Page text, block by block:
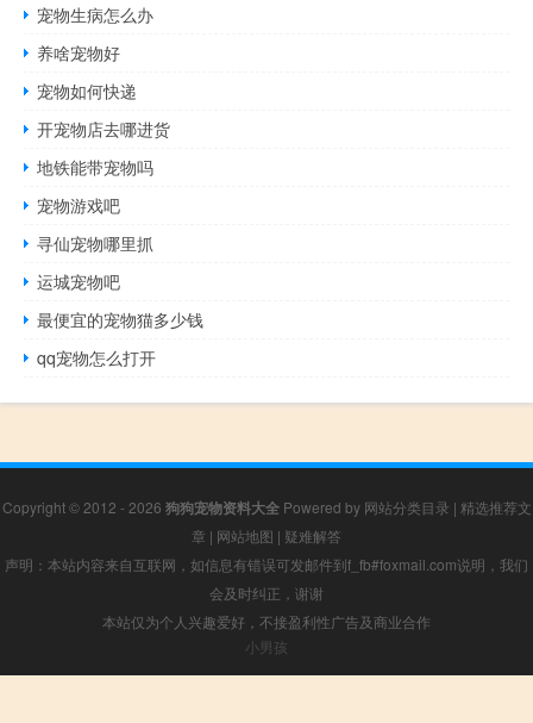
宠物生病怎么办
养啥宠物好
宠物如何快递
开宠物店去哪进货
地铁能带宠物吗
宠物游戏吧
寻仙宠物哪里抓
运城宠物吧
最便宜的宠物猫多少钱
qq宠物怎么打开
Copyright © 2012 - 2026 狗狗宠物资料大全Powered by 网站分类目录 | 精选推荐文
章 | 网站地图 | 疑难解答
声明：本站内容来自互联网，如信息有错误可发邮件到f_fb#foxmail.com说明，我们
会及时纠正，谢谢
本站仅为个人兴趣爱好，不接盈利性广告及商业合作
小男孩